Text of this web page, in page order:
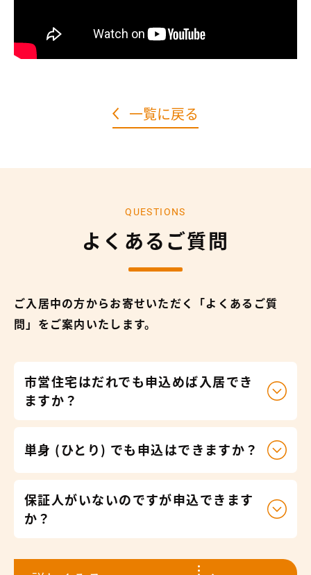
一覧に戻る
QUESTIONS
よくあるご質問
ご入居中の方からお寄せいただく「よくあるご質
問」をご案内いたします。
市営住宅はだれでも申込めば入居でき
ますか？
単身 (ひとり) でも申込はできますか？
保証人がいないのですが申込できます
か？